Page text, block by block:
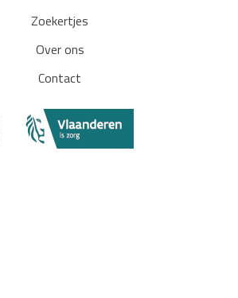
Zoekertjes
Over ons
Contact